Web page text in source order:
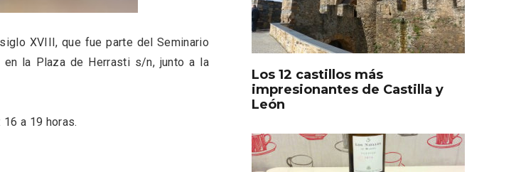
XVIII, que fue parte del Seminario
en la Plaza de Herrasti s/n, junto a la
a 19 horas.
Los 12 castillos más
impresionantes de Castilla y
León